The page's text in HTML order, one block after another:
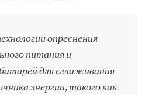
опреснения
питания и
для сглаживания
энергии, такого как